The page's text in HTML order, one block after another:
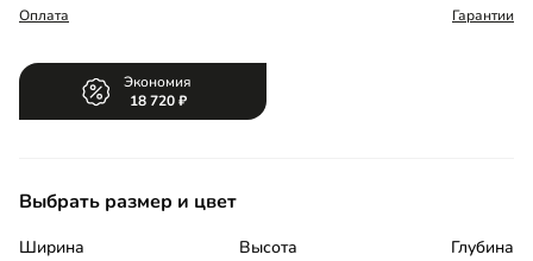
Оплата Гарантии
Экономия
18 720
Выбрать размер и цвет
Ширина Высота Глубина